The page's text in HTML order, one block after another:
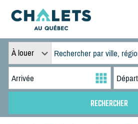
À louer